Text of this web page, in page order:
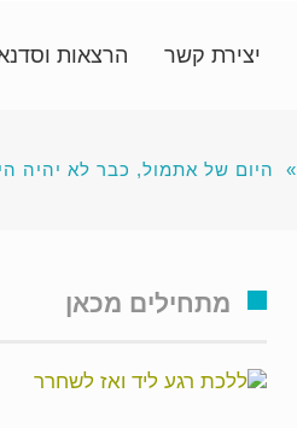
יצירת קשר הרצאות
» היום של אתמול, כבר לא יהיה
מתחילים מכאן